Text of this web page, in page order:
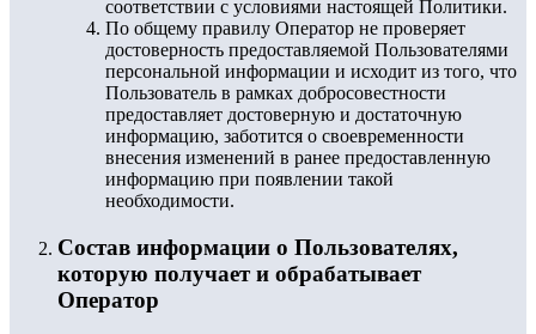
соответствии с условиями настоящей Политики.
По общему правилу Оператор не проверяет
достоверность предоставляемой Пользователями
персональной информации и исходит из того, что
Пользователь в рамках добросовестности
предоставляет достоверную и достаточную
информацию, заботится о своевременности
внесения изменений в ранее предоставленную
информацию при появлении такой
необходимости.
Состав информации о Пользователях,
которую получает и обрабатывает
Оператор